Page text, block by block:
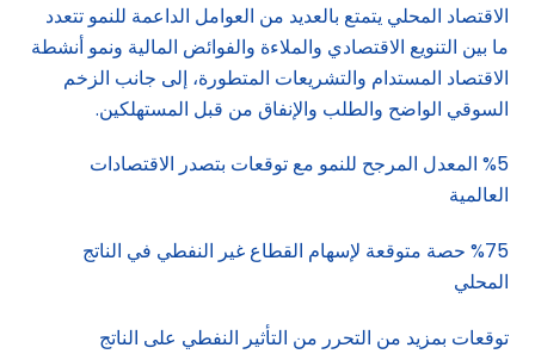
الاقتصاد المحلي يتمتع بالعديد من العوامل الداعمة للنمو تتعدد
ما بين التنويع الاقتصادي والملاءة والفوائض المالية ونمو أنشطة
الاقتصاد المستدام والتشريعات المتطورة، إلى جانب الزخم
السوقي الواضح والطلب والإنفاق من قبل المستهلكين.
%5 المعدل المرجح للنمو مع توقعات بتصدر الاقتصادات
العالمية
%75 حصة متوقعة لإسهام القطاع غير النفطي في الناتج
المحلي
توقعات بمزيد من التحرر من التأثير النفطي على الناتج